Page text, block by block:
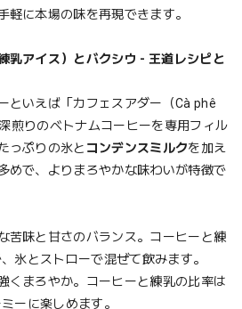
軽に本場の味を再現できます。
乳アイス）とバクシウ - 王道レシピと
といえば「カフェスアダー（Cà phê
煎りのベトナムコーヒーを専用フィル
っぷりの氷と コンデンスミルクを加え
めで、よりまろやかな味わいが特徴で
苦味と甘さのバランス。コーヒーと練
氷とストローで混ぜて飲みます。
くまろやか。コーヒーと練乳の比率は
ーに楽しめます。